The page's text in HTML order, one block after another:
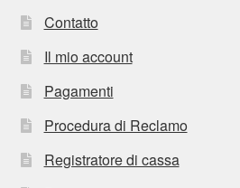
Contatto
Il mio account
Pagamenti
Procedura di Reclamo
Registratore di cassa